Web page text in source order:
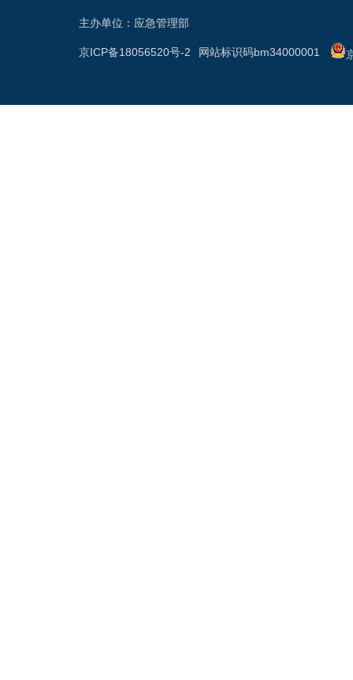
主办单位：应急管理部
网站标识码bm34000001
京ICP备18056520号-2